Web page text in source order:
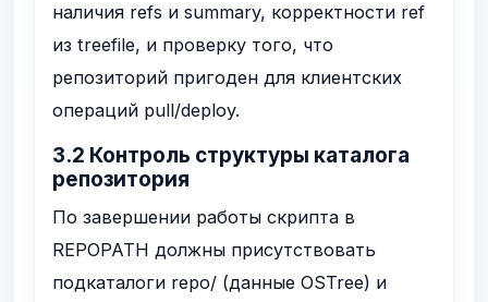
наличия refs и summary, корректности ref
из treefile, и проверку того, что
репозиторий пригоден для клиентских
операций pull/deploy.
3.2 Контроль структуры каталога
репозитория
По завершении работы скрипта в
REPOPATH должны присутствовать
подкаталоги repo/ (данные OSTree) и